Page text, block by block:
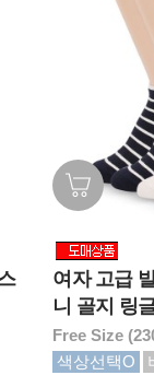
여자 고급
니 골지 링
Free Size
색상선택O